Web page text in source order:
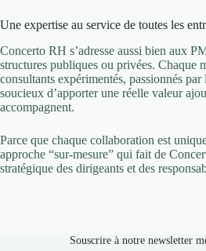
Une expertise au service de toutes les
Concerto RH s’adresse aussi bien aux
structures publiques ou privées. Chaque
consultants expérimentés, passionnés
soucieux d’apporter une réelle valeur
accompagnent.
Parce que chaque collaboration est
approche “sur-mesure” qui fait de
stratégique des dirigeants et des
Souscrire à notre newsletter